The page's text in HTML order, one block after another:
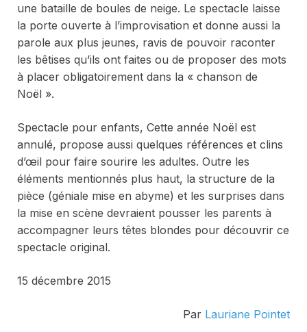
une bataille de boules de neige. Le spectacle laisse
la porte ouverte à l’improvisation et donne aussi la
parole aux plus jeunes, ravis de pouvoir raconter
les bêtises qu’ils ont faites ou de proposer des mots
à placer obligatoirement dans la « chanson de
Noël ».
Spectacle pour enfants, Cette année Noël est
annulé, propose aussi quelques références et clins
d’œil pour faire sourire les adultes. Outre les
éléments mentionnés plus haut, la structure de la
pièce (géniale mise en abyme) et les surprises dans
la mise en scène devraient pousser les parents à
accompagner leurs têtes blondes pour découvrir ce
spectacle original.
15 décembre 2015
Par Lauriane Pointet